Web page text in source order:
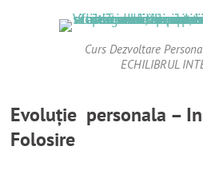
Curs Dezvoltare
ECHILIBRUL
Evoluție personala –
Folosire